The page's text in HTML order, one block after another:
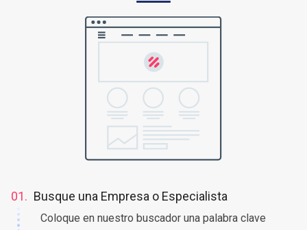
01. Busque una Empresa o Especialista
Coloque en nuestro buscador una palabra clave